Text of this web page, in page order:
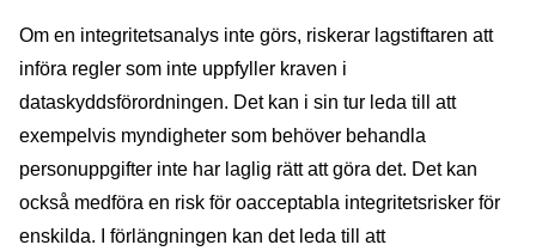
Om en integritetsanalys inte görs, riskerar lagstiftaren att
införa regler som inte uppfyller kraven i
dataskyddsförordningen. Det kan i sin tur leda till att
exempelvis myndigheter som behöver behandla
personuppgifter inte har laglig rätt att göra det. Det kan
också medföra en risk för oacceptabla integritetsrisker för
enskilda. I förlängningen kan det leda till att